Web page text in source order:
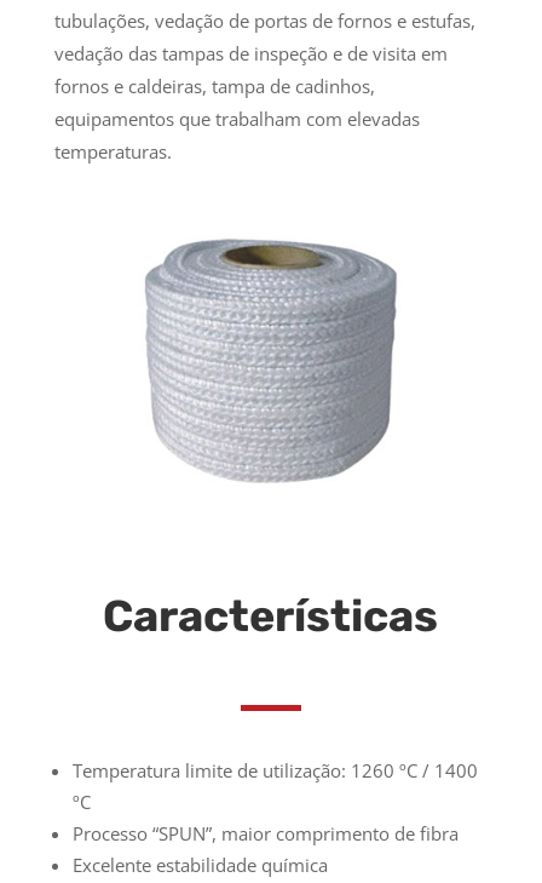
tubulações, vedação de portas de fornos e estufas,
vedação das tampas de inspeção e de visita em
fornos e caldeiras, tampa de cadinhos,
equipamentos que trabalham com elevadas
temperaturas.
Características
Temperatura limite de utilização: 1260 ºC / 1400
ºC
Processo “SPUN”, maior comprimento de fibra
Excelente estabilidade química